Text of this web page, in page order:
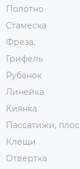
Полотно
Стамеска
Фреза.
Грифель
Рубанок
Линейка
Киянка
Пассатижи,
Клещи
Отвертка